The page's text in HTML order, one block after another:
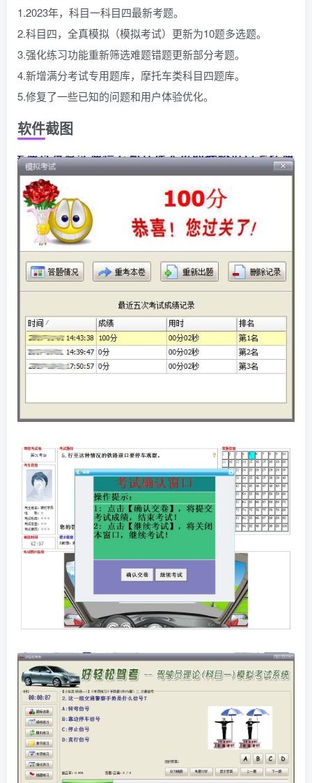
1.2023年，科目一科目四最新考题。
2.科目四，全真模拟（模拟考试）更新为10题多选题。
3.强化练习功能重新筛选难题错题更新部分考题。
4.新增满分考试专用题库，摩托车类科目四题库。
5.修复了一些已知的问题和用户体验优化。
软件截图